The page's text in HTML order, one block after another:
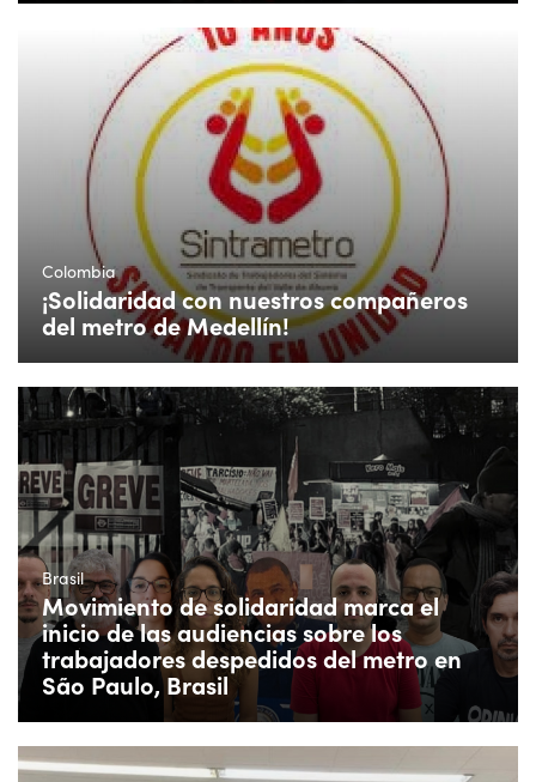
Colombia
¡Solidaridad con nuestros compañeros
del metro de Medellín!
Brasil
Movimiento de solidaridad marca el
inicio de las audiencias sobre los
trabajadores despedidos del metro en
São Paulo, Brasil